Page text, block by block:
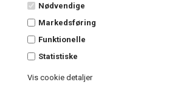
Nødvendige
Markedsføring
Funktionelle
Statistiske
Vis cookie detaljer
Kundeservice
Forside
Bestil